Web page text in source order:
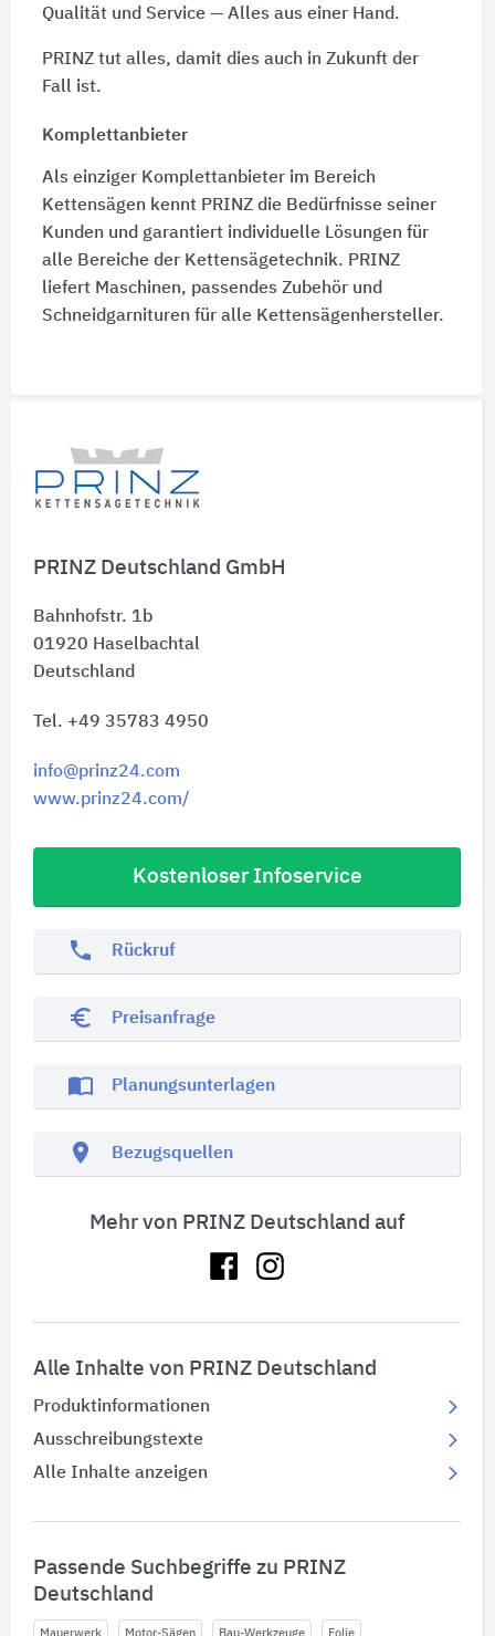
PRINZ Deutschland GmbH
Bahnhofstr. 1b
01920 Haselbachtal
Deutschland
Tel. +49 35783 4950
info@prinz24.com
www.prinz24.com/
Kostenloser Infoservice
phone Rückruf
euro_symbol Preisanfrage
import_contacts Planungsunterlagen
location_on Bezugsquellen
Mehr von PRINZ Deutschland auf
Alle Inhalte von PRINZ Deutschland
Produktinformationen
Ausschreibungstexte
Alle Inhalte anzeigen
Passende Suchbegriffe zu PRINZ
Deutschland
Mauerwerk Motor-Sägen Bau-Werkzeuge Folie
Qualität und Service — Alles aus einer Hand.
PRINZ tut alles, damit dies auch in Zukunft der
Fall ist.
Komplettanbieter
Als einziger Komplettanbieter im Bereich
Kettensägen kennt PRINZ die Bedürfnisse seiner
Kunden und garantiert individuelle Lösungen für
alle Bereiche der Kettensägetechnik. PRINZ
liefert Maschinen, passendes Zubehör und
Schneidgarnituren für alle Kettensägenhersteller.
Schnelleinstiege